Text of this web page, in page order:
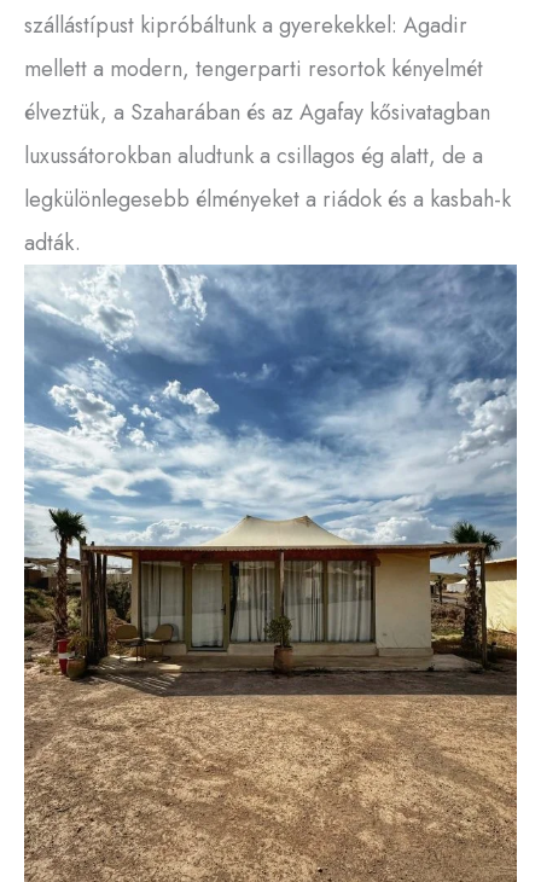
szállástípust kipróbáltunk a gyerekekkel: Agadir
mellett a modern, tengerparti resortok kényelmét
élveztük, a Szaharában és az Agafay kősivatagban
luxussátorokban aludtunk a csillagos ég alatt, de a
legkülönlegesebb élményeket a riádok és a kasbah-k
adták.